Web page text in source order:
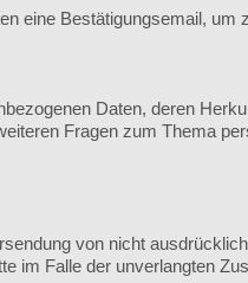
eine Bestätigungsemail,
Daten, deren
Fragen zum Thema
von nicht
im Falle der unverlangten